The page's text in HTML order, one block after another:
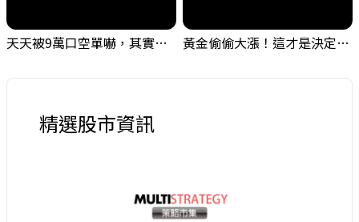
天天被9萬口空單嚇，其實你盯錯地方了｜Mr.Jimmy高志銘 #台股 #外資期貨 #融資 黃金偷偷大漲！這才是決定台股生死的「真風向球」！｜Mr.Jimmy高志銘 #黃金 #美元指數 #聯準會
精選股市資訊